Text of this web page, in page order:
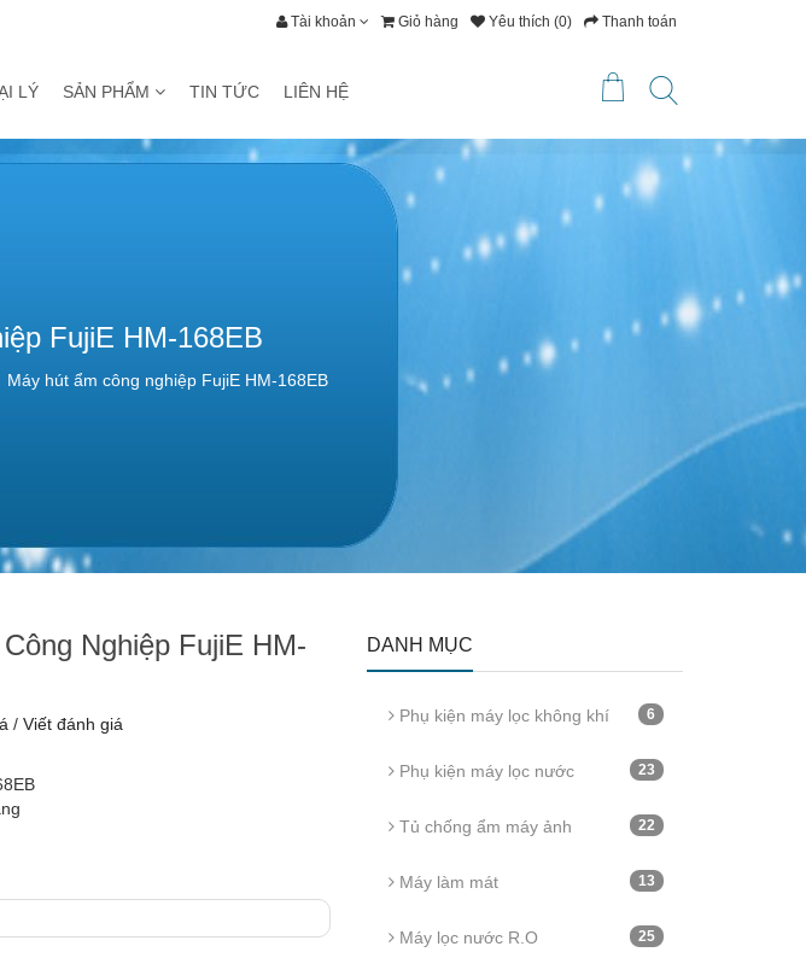
Tài khoản Giỏ hàng Yêu thích (0) Thanh toán
LÝ SẢN PHẨM TIN TỨC LIÊN HỆ
FujiE HM-168EB
Máy hút ẩm công nghiệp FujiE HM-168EB
Nghiệp FujiE HM-
/ Viết đánh giá
DANH MỤC
Phụ kiện máy lọc không khí 6
Phụ kiện máy lọc nước 23
Tủ chống ẩm máy ảnh 22
Máy làm mát 13
Máy lọc nước R.O 25